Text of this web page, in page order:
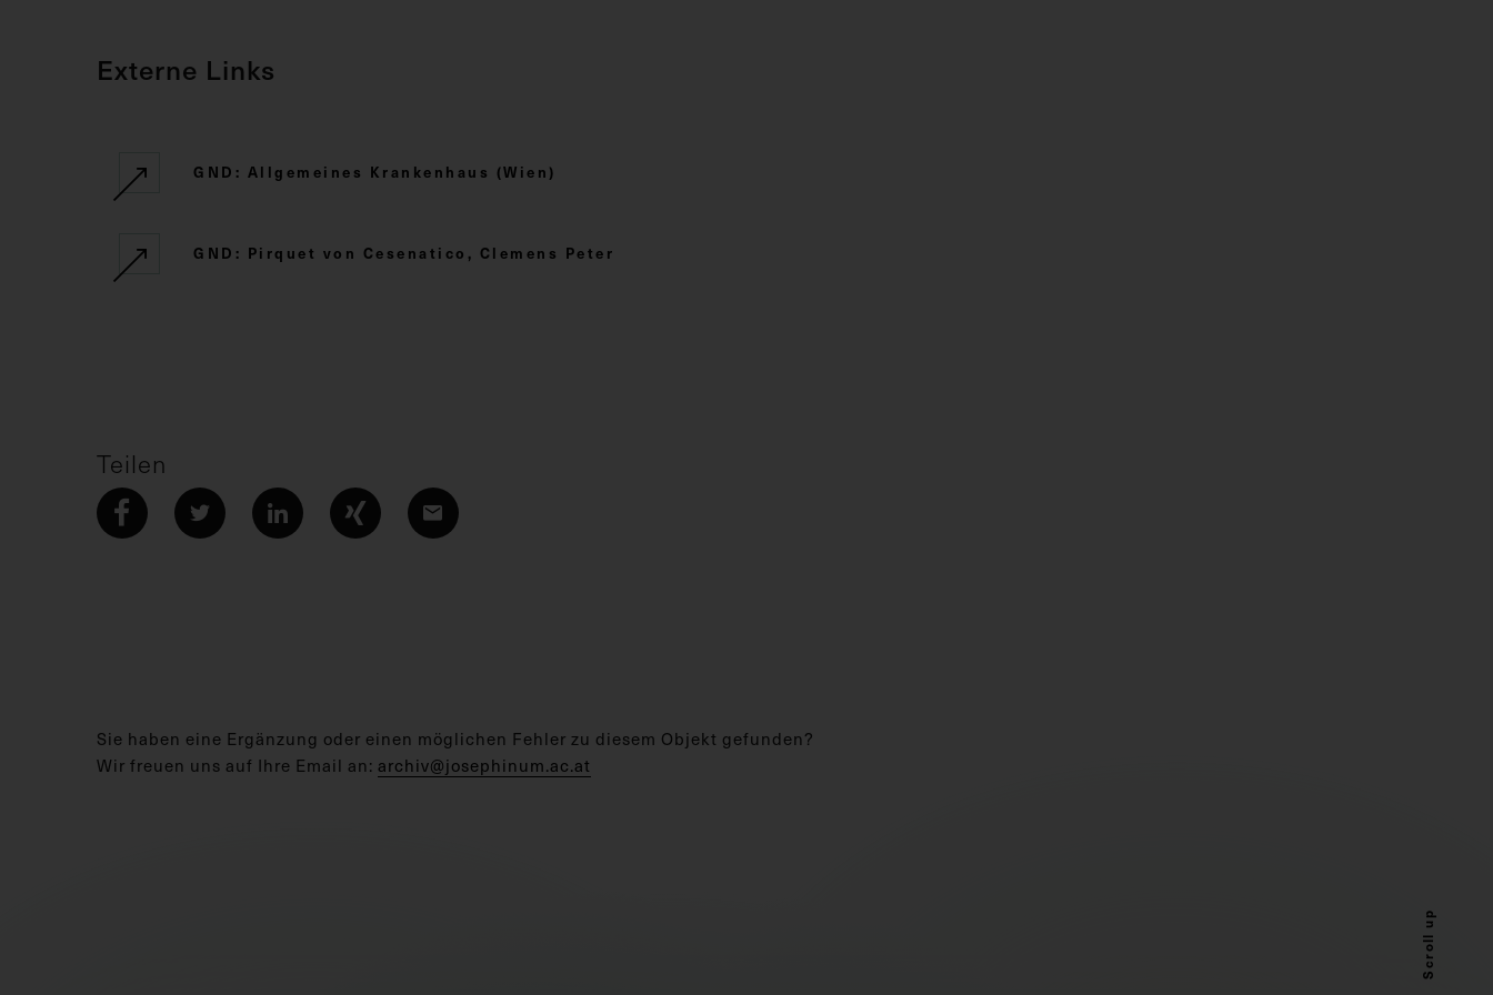
Externe Links
GND: Allgemeines Krankenhaus (Wien)
GND: Pirquet von Cesenatico, Clemens Peter
Teilen
Sie haben eine Ergänzung oder einen möglichen Fehler zu diesem Objekt gefunden?
Wir freuen uns auf Ihre Email an: archiv@josephinum.ac.at
Scroll up